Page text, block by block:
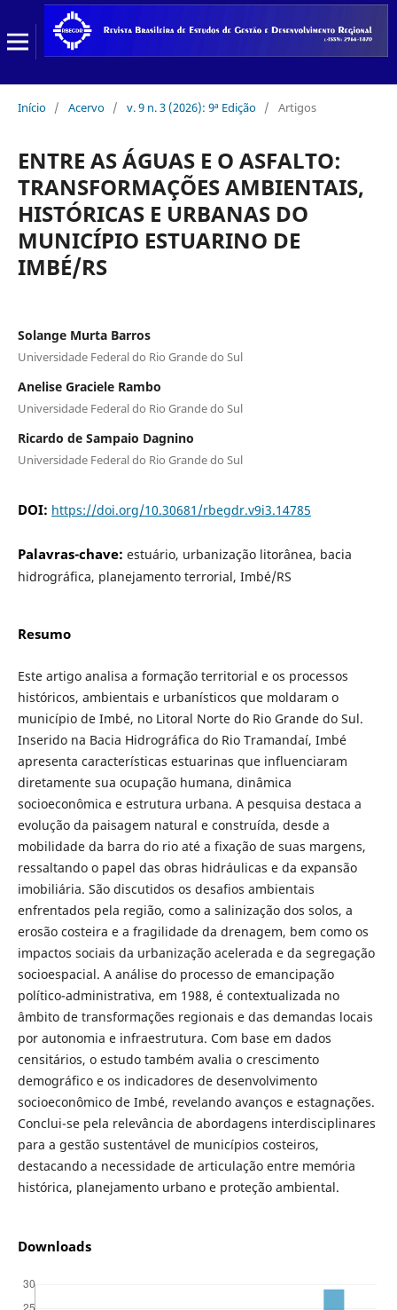
Início / Acervo / v. 9 n. 3 (2026): 9ª Edição / Artigos
ENTRE AS ÁGUAS E O ASFALTO:
TRANSFORMAÇÕES AMBIENTAIS,
HISTÓRICAS E URBANAS DO
MUNICÍPIO ESTUARINO DE
IMBÉ/RS
Solange Murta Barros
Universidade Federal do Rio Grande do Sul
Anelise Graciele Rambo
Universidade Federal do Rio Grande do Sul
Ricardo de Sampaio Dagnino
Universidade Federal do Rio Grande do Sul
DOI: https://doi.org/10.30681/rbegdr.v9i3.14785
Palavras-chave: estuário, urbanização litorânea, bacia
hidrográfica, planejamento terrorial, Imbé/RS
Resumo
Este artigo analisa a formação territorial e os processos
históricos, ambientais e urbanísticos que moldaram o
município de Imbé, no Litoral Norte do Rio Grande do Sul.
Inserido na Bacia Hidrográfica do Rio Tramandaí, Imbé
apresenta características estuarinas que influenciaram
diretamente sua ocupação humana, dinâmica
socioeconômica e estrutura urbana. A pesquisa destaca a
evolução da paisagem natural e construída, desde a
mobilidade da barra do rio até a fixação de suas margens,
ressaltando o papel das obras hidráulicas e da expansão
imobiliária. São discutidos os desafios ambientais
enfrentados pela região, como a salinização dos solos, a
erosão costeira e a fragilidade da drenagem, bem como os
impactos sociais da urbanização acelerada e da segregação
socioespacial. A análise do processo de emancipação
político-administrativa, em 1988, é contextualizada no
âmbito de transformações regionais e das demandas locais
por autonomia e infraestrutura. Com base em dados
censitários, o estudo também avalia o crescimento
demográfico e os indicadores de desenvolvimento
socioeconômico de Imbé, revelando avanços e estagnações.
Conclui-se pela relevância de abordagens interdisciplinares
para a gestão sustentável de municípios costeiros,
destacando a necessidade de articulação entre memória
histórica, planejamento urbano e proteção ambiental.
Downloads